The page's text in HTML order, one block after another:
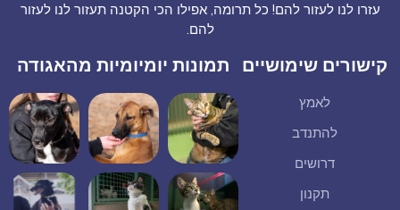
עזרו לנו לעזור להם! כל תרומה, אפילו הכי הקטנה תעזור לנו לעזור
להם.
קישורים שימושיים
לאמץ
להתנדב
דרושים
תקנון
תמונות יומיומיות מהאגודה